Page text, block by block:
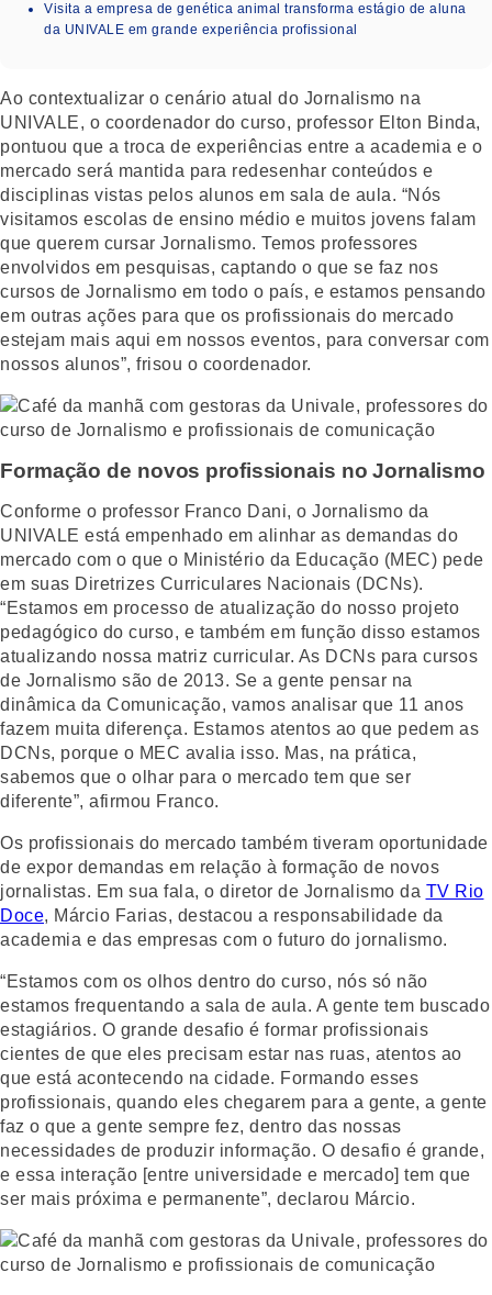
Visita a empresa de genética animal transforma estágio de aluna
da UNIVALE em grande experiência profissional
Ao contextualizar o cenário atual do Jornalismo na
UNIVALE, o coordenador do curso, professor Elton Binda,
pontuou que a troca de experiências entre a academia e o
mercado será mantida para redesenhar conteúdos e
disciplinas vistas pelos alunos em sala de aula. “Nós
visitamos escolas de ensino médio e muitos jovens falam
que querem cursar Jornalismo. Temos professores
envolvidos em pesquisas, captando o que se faz nos
cursos de Jornalismo em todo o país, e estamos pensando
em outras ações para que os profissionais do mercado
estejam mais aqui em nossos eventos, para conversar com
nossos alunos”, frisou o coordenador.
Formação de novos profissionais no Jornalismo
Conforme o professor Franco Dani, o Jornalismo da
UNIVALE está empenhado em alinhar as demandas do
mercado com o que o Ministério da Educação (MEC) pede
em suas Diretrizes Curriculares Nacionais (DCNs).
“Estamos em processo de atualização do nosso projeto
pedagógico do curso, e também em função disso estamos
atualizando nossa matriz curricular. As DCNs para cursos
de Jornalismo são de 2013. Se a gente pensar na
dinâmica da Comunicação, vamos analisar que 11 anos
fazem muita diferença. Estamos atentos ao que pedem as
DCNs, porque o MEC avalia isso. Mas, na prática,
sabemos que o olhar para o mercado tem que ser
diferente”, afirmou Franco.
Os profissionais do mercado também tiveram oportunidade
de expor demandas em relação à formação de novos
jornalistas. Em sua fala, o diretor de Jornalismo da TV Rio
Doce, Márcio Farias, destacou a responsabilidade da
academia e das empresas com o futuro do jornalismo.
“Estamos com os olhos dentro do curso, nós só não
estamos frequentando a sala de aula. A gente tem buscado
estagiários. O grande desafio é formar profissionais
cientes de que eles precisam estar nas ruas, atentos ao
que está acontecendo na cidade. Formando esses
profissionais, quando eles chegarem para a gente, a gente
faz o que a gente sempre fez, dentro das nossas
necessidades de produzir informação. O desafio é grande,
e essa interação [entre universidade e mercado] tem que
ser mais próxima e permanente”, declarou Márcio.